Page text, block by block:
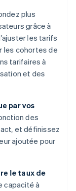
plus
grâce à
les tarifs
les cohortes de
tarifaires à
et des
par vos
des
et définissez
ajoutée pour
le taux de
capacité à